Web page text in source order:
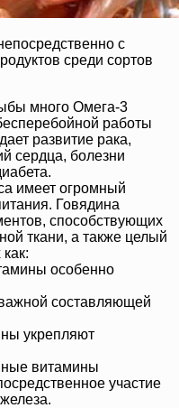
с
среди сортов
много Омега-3
работы
развитие рака,
сердца, болезни
имеет огромный
Говядина
способствующих
ткани, а также целый
особенно
составляющей
укрепляют
витамины
участие